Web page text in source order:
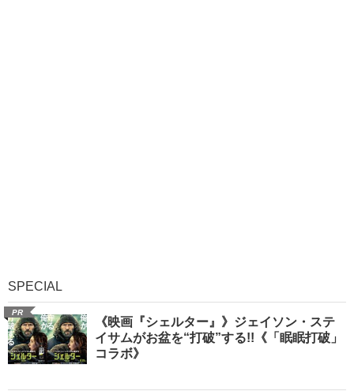
SPECIAL
PR
《映画『シェルター』》ジェイソン・ステ
イサムがお盆を“打破”する!!《「眠眠打破」
コラボ》